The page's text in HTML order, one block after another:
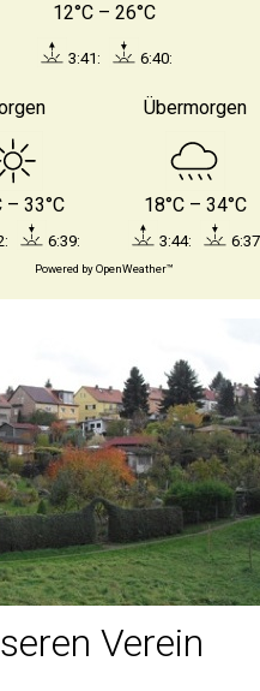
12°C – 26°C
3:41: 6:40:
– 33°C
6:39:
Übermorgen
18°C – 34°C
3:44:
Powered by OpenWeather™
Verein